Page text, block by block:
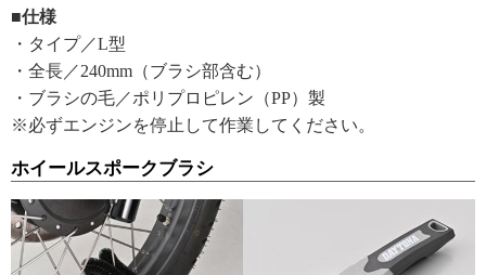
■仕様
・タイプ／L型
・全長／240mm（ブラシ部含む）
・ブラシの毛／ポリプロピレン（PP）製
※必ずエンジンを停止して作業してください。
ホイールスポークブラシ